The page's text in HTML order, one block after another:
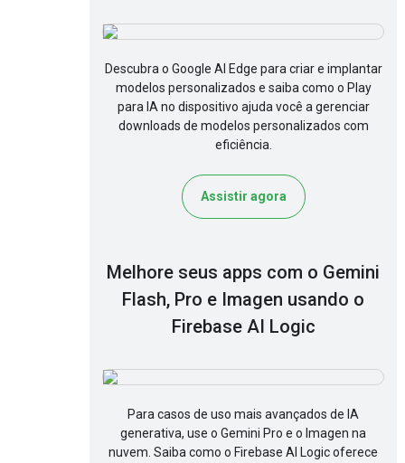
Descubra o Google AI Edge para criar e implantar
modelos personalizados e saiba como o Play
para IA no dispositivo ajuda você a gerenciar
downloads de modelos personalizados com
eficiência.
Assistir agora
Melhore seus apps com o Gemini
Flash, Pro e Imagen usando o
Firebase AI Logic
Para casos de uso mais avançados de IA
generativa, use o Gemini Pro e o Imagen na
nuvem. Saiba como o Firebase AI Logic oferece